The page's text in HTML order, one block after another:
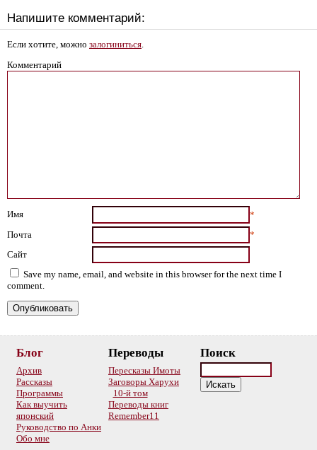
Напишите комментарий:
Если хотите, можно залогиниться
Комментарий
Имя
*
Почта
*
Сайт
Save my name, email, and website in this browser for the next time I
comment.
Блог
Архив
Рассказы
Программы
Как выучить
японский
Руководство по Анки
Обо мне
Переводы
Пересказы Имоты
Заговоры Харухи
10-й том
Переводы книг
Remember11
Поиск